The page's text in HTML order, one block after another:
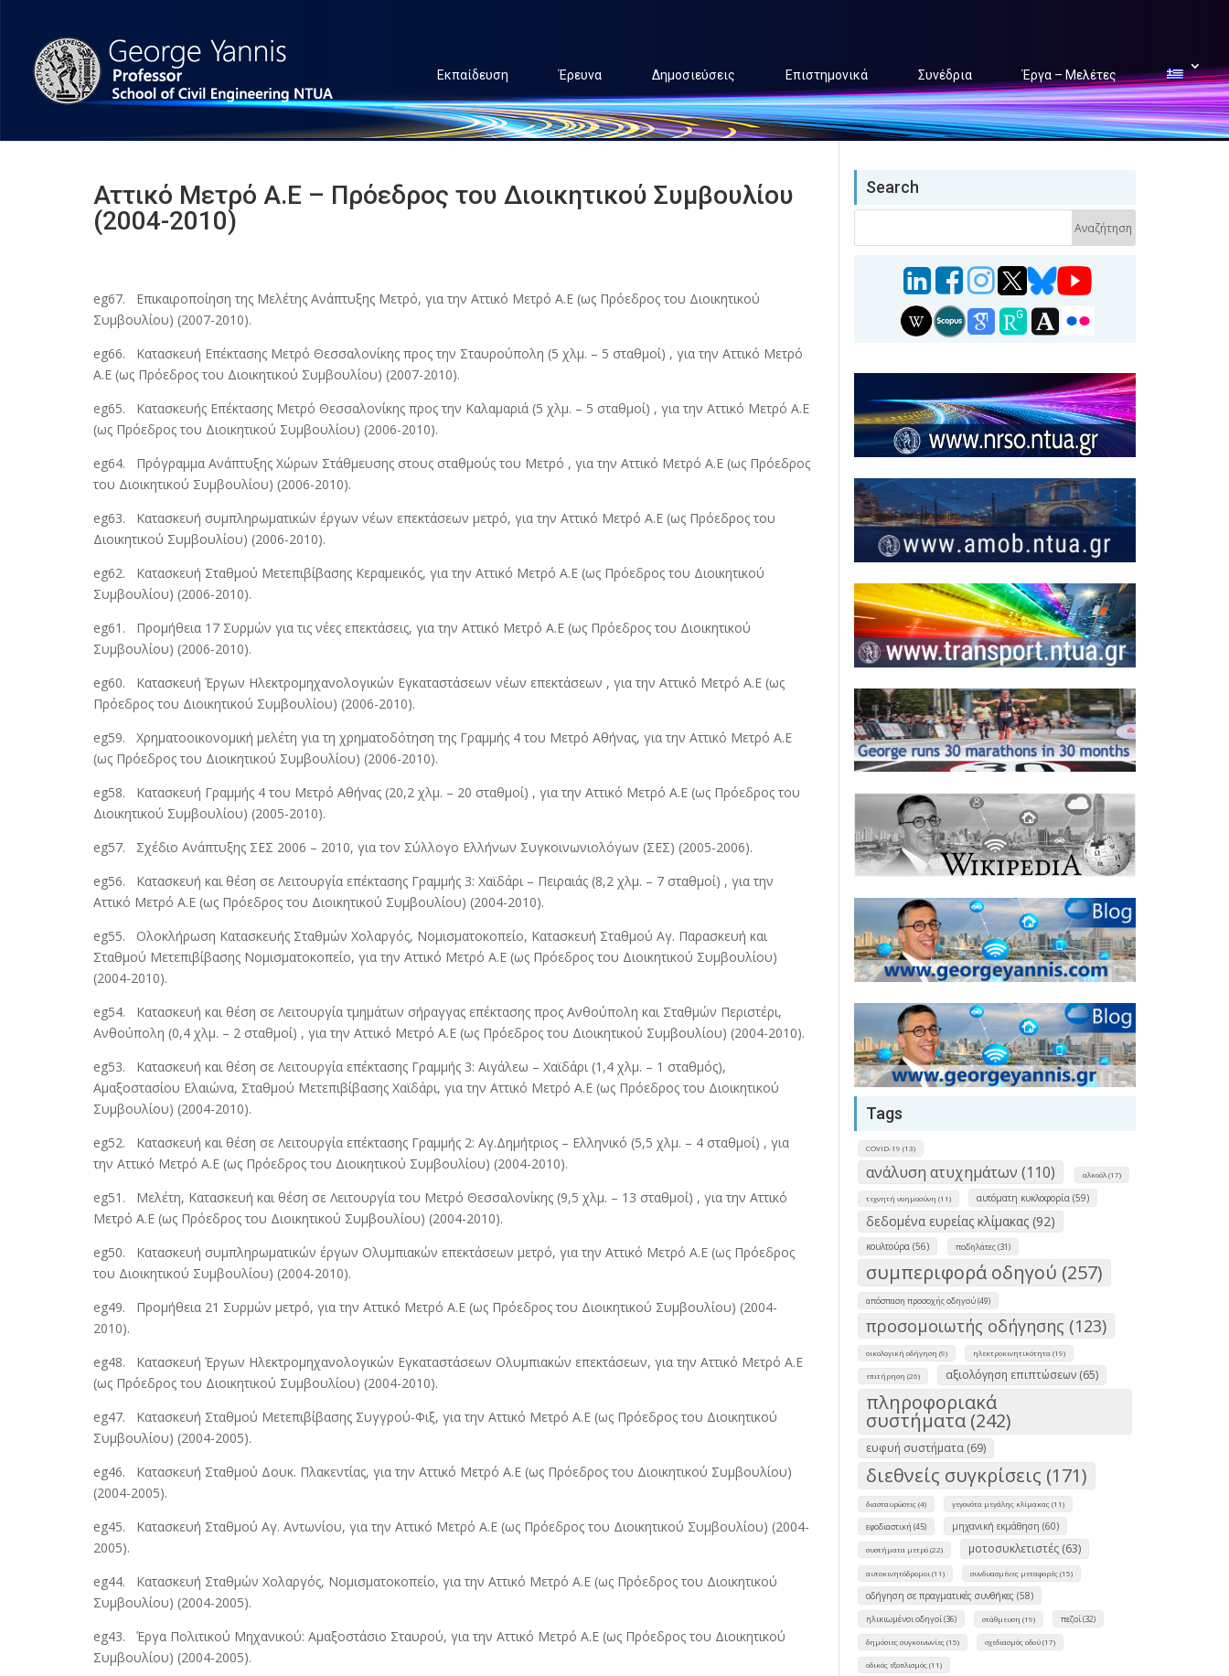
Εκπαίδευση Έρευνα Δημοσιεύσεις Επιστημονικά Συνέδρια Έργα – Μελέτες
Αττικό Μετρό Α.Ε – Πρόεδρος του Διοικητικού Συμβουλίου
(2004-2010)
eg67. Επικαιροποίηση της Μελέτης Ανάπτυξης Μετρό, για την Αττικό Μετρό Α.Ε (ως Πρόεδρος του Διοικητικού
Συμβουλίου) (2007-2010).
eg66. Κατασκευή Επέκτασης Μετρό Θεσσαλονίκης προς την Σταυρούπολη (5 χλμ. – 5 σταθμοί) , για την Αττικό Μετρό
Α.Ε (ως Πρόεδρος του Διοικητικού Συμβουλίου) (2007-2010).
eg65. Κατασκευής Επέκτασης Μετρό Θεσσαλονίκης προς την Καλαμαριά (5 χλμ. – 5 σταθμοί) , για την Αττικό Μετρό Α.Ε
(ως Πρόεδρος του Διοικητικού Συμβουλίου) (2006-2010).
eg64. Πρόγραμμα Ανάπτυξης Χώρων Στάθμευσης στους σταθμούς του Μετρό , για την Αττικό Μετρό Α.Ε (ως Πρόεδρος
του Διοικητικού Συμβουλίου) (2006-2010).
eg63. Κατασκευή συμπληρωματικών έργων νέων επεκτάσεων μετρό, για την Αττικό Μετρό Α.Ε (ως Πρόεδρος του
Διοικητικού Συμβουλίου) (2006-2010).
eg62. Κατασκευή Σταθμού Μετεπιβίβασης Κεραμεικός, για την Αττικό Μετρό Α.Ε (ως Πρόεδρος του Διοικητικού
Συμβουλίου) (2006-2010).
eg61. Προμήθεια 17 Συρμών για τις νέες επεκτάσεις, για την Αττικό Μετρό Α.Ε (ως Πρόεδρος του Διοικητικού
Συμβουλίου) (2006-2010).
eg60. Κατασκευή Έργων Ηλεκτρομηχανολογικών Εγκαταστάσεων νέων επεκτάσεων , για την Αττικό Μετρό Α.Ε (ως
Πρόεδρος του Διοικητικού Συμβουλίου) (2006-2010).
eg59. Χρηματοοικονομική μελέτη για τη χρηματοδότηση της Γραμμής 4 του Μετρό Αθήνας, για την Αττικό Μετρό Α.Ε
(ως Πρόεδρος του Διοικητικού Συμβουλίου) (2006-2010).
eg58. Κατασκευή Γραμμής 4 του Μετρό Αθήνας (20,2 χλμ. – 20 σταθμοί) , για την Αττικό Μετρό Α.Ε (ως Πρόεδρος του
Διοικητικού Συμβουλίου) (2005-2010).
eg57. Σχέδιο Ανάπτυξης ΣΕΣ 2006 – 2010, για τον Σύλλογο Ελλήνων Συγκοινωνιολόγων (ΣΕΣ) (2005-2006).
eg56. Κατασκευή και θέση σε Λειτουργία επέκτασης Γραμμής 3: Χαϊδάρι – Πειραιάς (8,2 χλμ. – 7 σταθμοί) , για την
Αττικό Μετρό Α.Ε (ως Πρόεδρος του Διοικητικού Συμβουλίου) (2004-2010).
eg55. Ολοκλήρωση Κατασκευής Σταθμών Χολαργός, Νομισματοκοπείο, Κατασκευή Σταθμού Αγ. Παρασκευή και
Σταθμού Μετεπιβίβασης Νομισματοκοπείο, για την Αττικό Μετρό Α.Ε (ως Πρόεδρος του Διοικητικού Συμβουλίου)
(2004-2010).
eg54. Κατασκευή και θέση σε Λειτουργία τμημάτων σήραγγας επέκτασης προς Ανθούπολη και Σταθμών Περιστέρι,
Ανθούπολη (0,4 χλμ. – 2 σταθμοί) , για την Αττικό Μετρό Α.Ε (ως Πρόεδρος του Διοικητικού Συμβουλίου) (2004-2010).
eg53. Κατασκευή και θέση σε Λειτουργία επέκτασης Γραμμής 3: Αιγάλεω – Χαϊδάρι (1,4 χλμ. – 1 σταθμός),
Αμαξοστασίου Ελαιώνα, Σταθμού Μετεπιβίβασης Χαϊδάρι, για την Αττικό Μετρό Α.Ε (ως Πρόεδρος του Διοικητικού
Συμβουλίου) (2004-2010).
eg52. Κατασκευή και θέση σε Λειτουργία επέκτασης Γραμμής 2: Αγ.Δημήτριος – Ελληνικό (5,5 χλμ. – 4 σταθμοί) , για
την Αττικό Μετρό Α.Ε (ως Πρόεδρος του Διοικητικού Συμβουλίου) (2004-2010).
eg51. Μελέτη, Κατασκευή και θέση σε Λειτουργία του Μετρό Θεσσαλονίκης (9,5 χλμ. – 13 σταθμοί) , για την Αττικό
Μετρό Α.Ε (ως Πρόεδρος του Διοικητικού Συμβουλίου) (2004-2010).
eg50. Κατασκευή συμπληρωματικών έργων Ολυμπιακών επεκτάσεων μετρό, για την Αττικό Μετρό Α.Ε (ως Πρόεδρος
του Διοικητικού Συμβουλίου) (2004-2010).
eg49. Προμήθεια 21 Συρμών μετρό, για την Αττικό Μετρό Α.Ε (ως Πρόεδρος του Διοικητικού Συμβουλίου) (2004-
2010).
eg48. Κατασκευή Έργων Ηλεκτρομηχανολογικών Εγκαταστάσεων Ολυμπιακών επεκτάσεων, για την Αττικό Μετρό Α.Ε
(ως Πρόεδρος του Διοικητικού Συμβουλίου) (2004-2010).
eg47. Κατασκευή Σταθμού Μετεπιβίβασης Συγγρού-Φιξ, για την Αττικό Μετρό Α.Ε (ως Πρόεδρος του Διοικητικού
Συμβουλίου) (2004-2005).
eg46. Κατασκευή Σταθμού Δουκ. Πλακεντίας, για την Αττικό Μετρό Α.Ε (ως Πρόεδρος του Διοικητικού Συμβουλίου)
(2004-2005).
eg45. Κατασκευή Σταθμού Αγ. Αντωνίου, για την Αττικό Μετρό Α.Ε (ως Πρόεδρος του Διοικητικού Συμβουλίου) (2004-
2005).
eg44. Κατασκευή Σταθμών Χολαργός, Νομισματοκοπείο, για την Αττικό Μετρό Α.Ε (ως Πρόεδρος του Διοικητικού
Συμβουλίου) (2004-2005).
eg43. Έργα Πολιτικού Μηχανικού: Αμαξοστάσιο Σταυρού, για την Αττικό Μετρό Α.Ε (ως Πρόεδρος του Διοικητικού
Συμβουλίου) (2004-2005).
Search
Tags
COVID-19 (13)
ανάλυση ατυχημάτων (110) αλκοόλ (17)
τεχνητή νοημοσύνη (11) αυτόματη κυκλοφορία (59)
δεδομένα ευρείας κλίμακας (92)
κουλτούρα (56) ποδηλάτες (31)
συμπεριφορά οδηγού (257)
απόσπαση προσοχής οδηγού (49)
προσομοιωτής οδήγησης (123)
οικολογική οδήγηση (9) ηλεκτροκινητικότητα (19)
επιτήρηση (26) αξιολόγηση επιπτώσεων (65)
πληροφοριακά
συστήματα (242)
ευφυή συστήματα (69)
διεθνείς συγκρίσεις (171)
διασταυρώσεις (4) γεγονότα μεγάλης κλίμακας (11)
εφοδιαστική (45) μηχανική εκμάθηση (60)
συστήματα μετρό (22) μοτοσυκλετιστές (63)
αυτοκινητόδρομοι (11) συνδυασμένες μεταφορές (15)
οδήγηση σε πραγματικές συνθήκες (58)
ηλικιωμένοι οδηγοί (36) στάθμευση (19) πεζοί (32)
δημόσιες συγκοινωνίες (15) σχεδιασμός οδού (17)
οδικός εξοπλισμός (11)